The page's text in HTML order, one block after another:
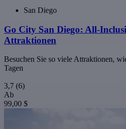
San Diego
Go City San Diego: All-
Attraktionen
Besuchen Sie so viele Attraktionen,
Tagen
3,7 (6)
Ab
99,00 $